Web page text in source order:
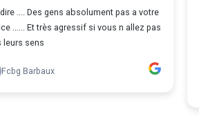
absolument pas a votre
...... Et très agressif si vous n allez pas
leurs sens
Fcbg Barbaux